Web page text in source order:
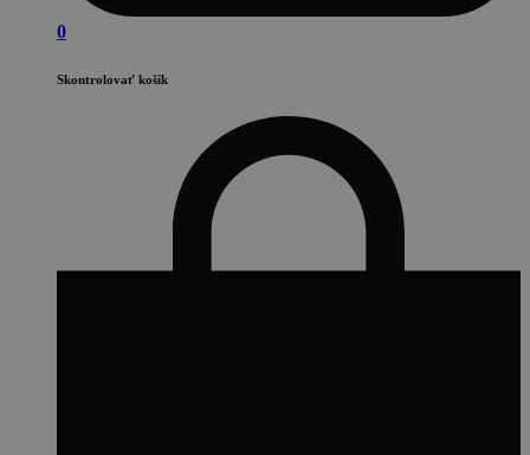
0
Skontrolovať košík